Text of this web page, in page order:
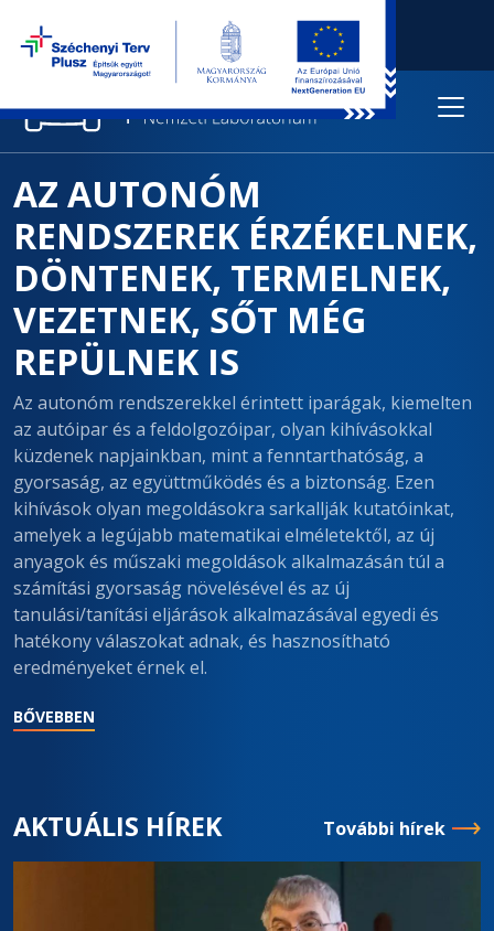
AZ AUTONÓM
RENDSZEREK ÉRZÉKELNEK,
DÖNTENEK, TERMELNEK,
VEZETNEK, SŐT MÉG
REPÜLNEK IS
Az autonóm rendszerekkel érintett iparágak, kiemelten
az autóipar és a feldolgozóipar, olyan kihívásokkal
küzdenek napjainkban, mint a fenntarthatóság, a
gyorsaság, az együttműködés és a biztonság. Ezen
kihívások olyan megoldásokra sarkallják kutatóinkat,
amelyek a legújabb matematikai elméletektől, az új
anyagok és műszaki megoldások alkalmazásán túl a
számítási gyorsaság növelésével és az új
tanulási/tanítási eljárások alkalmazásával egyedi és
hatékony válaszokat adnak, és hasznosítható
eredményeket érnek el.
BŐVEBBEN
AKTUÁLIS HÍREK További hírek